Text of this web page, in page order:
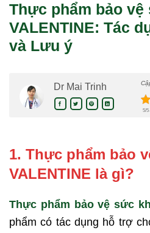
Thực phẩm bảo vệ
VALENTINE: Tác
và Lưu ý
Dr Mai Trinh
5/5
1. Thực phẩm bảo
VALENTINE là gì?
Thực phẩm bảo vệ sức
phẩm có tác dụng hỗ trợ